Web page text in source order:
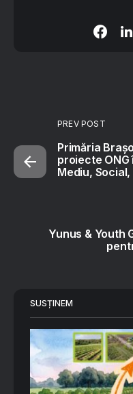
PREV POST
Primăria
proiecte ONG
Mediu,
Yunus & Youth
SUSȚINEM